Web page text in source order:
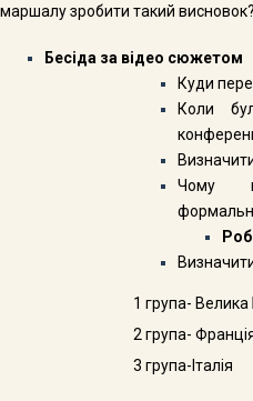
маршалу зробити такий
Бесіда за відео сюжетом
Куди
Коли
Чому
1 група- Велика
2 група-
3 група-Італія